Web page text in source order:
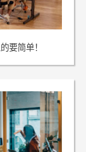
要简单！